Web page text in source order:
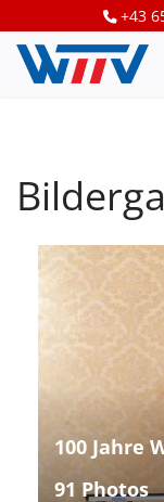
+43
100 Jahre
91 Photos